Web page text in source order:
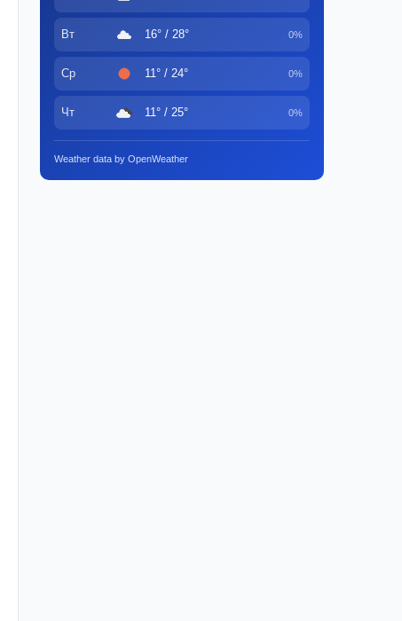
Вт 16° / 28° 0%
Ср 11° / 24° 0%
Чт 11° / 25° 0%
Weather data by OpenWeather